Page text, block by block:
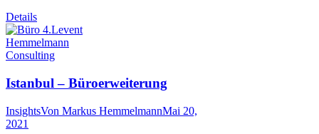
Details
Istanbul – Büroerweiterung
InsightsVon Markus HemmelmannMai 20,
2021